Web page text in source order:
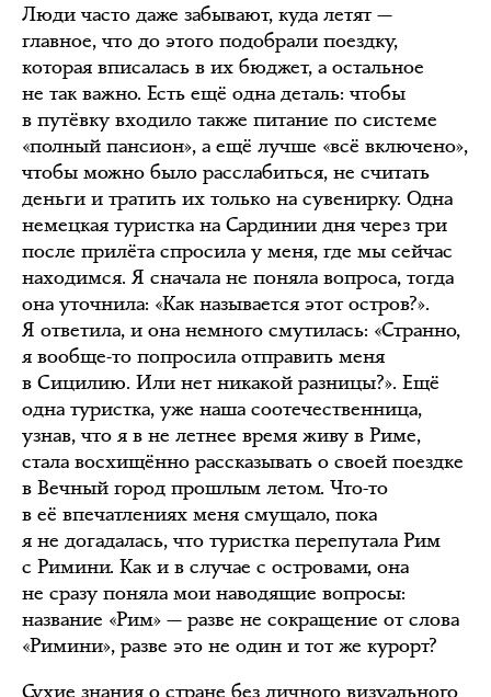
Люди часто даже забывают, куда летят —
главное, что до этого подобрали поездку,
которая вписалась в их бюджет, а остальное
не так важно. Есть ещё одна деталь: чтобы
в путёвку входило также питание по системе
«полный пансион», а ещё лучше «всё включено»,
чтобы можно было расслабиться, не считать
деньги и тратить их только на сувенирку. Одна
немецкая туристка на Сардинии дня через три
после прилёта спросила у меня, где мы сейчас
находимся. Я сначала не поняла вопроса, тогда
она уточнила: «Как называется этот остров?».
Я ответила, и она немного смутилась: «Странно,
я вообще-то попросила отправить меня
в Сицилию. Или нет никакой разницы?». Ещё
одна туристка, уже наша соотечественница,
узнав, что я в не летнее время живу в Риме,
стала восхищённо рассказывать о своей поездке
в Вечный город прошлым летом. Что-то
в её впечатлениях меня смущало, пока
я не догадалась, что туристка перепутала Рим
с Римини. Как и в случае с островами, она
не сразу поняла мои наводящие вопросы:
название «Рим» — разве не сокращение от слова
«Римини», разве это не один и тот же курорт?
Сухие знания о стране без личного визуального